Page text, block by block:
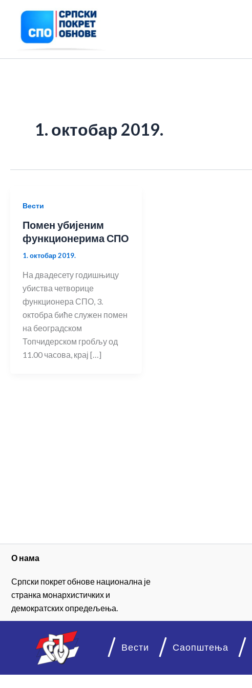
садржај
Вести Саопштења
1. октобар 2019.
Вести
Помен убијеним
функционерима СПО
1. октобар 2019.
На двадесету годишњицу
убиства четворице
функционера СПО, 3.
октобра биће служен помен
на београдском
Топчидерском гробљу од
11.00 часова, крај […]
О нама
Српски покрет обнове национална је
странка монархистичких и
демократских опредељења.